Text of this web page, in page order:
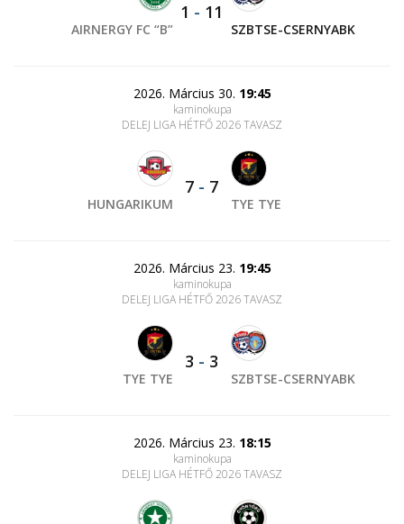
AIRNERGY FC “B”
1 - 11
SZBTSE-CSERNYABK
2026. Március 30. 19:45
kaminokupa
DELEJ LIGA HÉTFŐ 2026 TAVASZ
HUNGARIKUM
7 - 7
TYE TYE
2026. Március 23. 19:45
kaminokupa
DELEJ LIGA HÉTFŐ 2026 TAVASZ
TYE TYE
3 - 3
SZBTSE-CSERNYABK
2026. Március 23. 18:15
kaminokupa
DELEJ LIGA HÉTFŐ 2026 TAVASZ